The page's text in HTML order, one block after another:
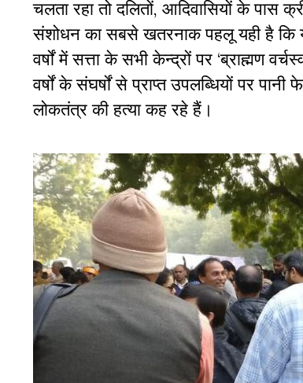
चलता रहा तो दलितों, आदिवासियों के पास
संशोधन का सबसे खतरनाक पहलू यही है कि
वर्षों में सत्ता के सभी केन्द्रों पर ‘ब्राह्मण
वर्षों के संघर्षों से प्राप्त उपलब्धियों पर पानी
लोकतंत्र की हत्या कह रहे हैं।